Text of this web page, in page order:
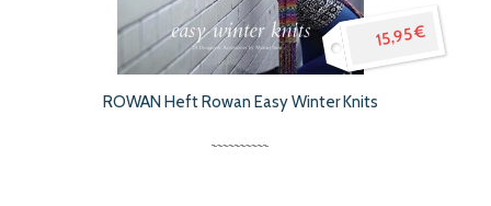
15,95 €
ROWAN Heft Rowan Easy Winter Knits